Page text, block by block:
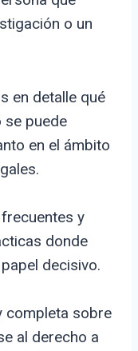
o un
en detalle qué
se puede
en el ámbito
y
donde
decisivo.
completa sobre
al derecho a